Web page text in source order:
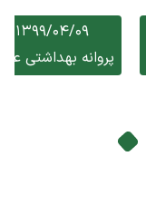
1399/04/09
پروانه بهداشتی